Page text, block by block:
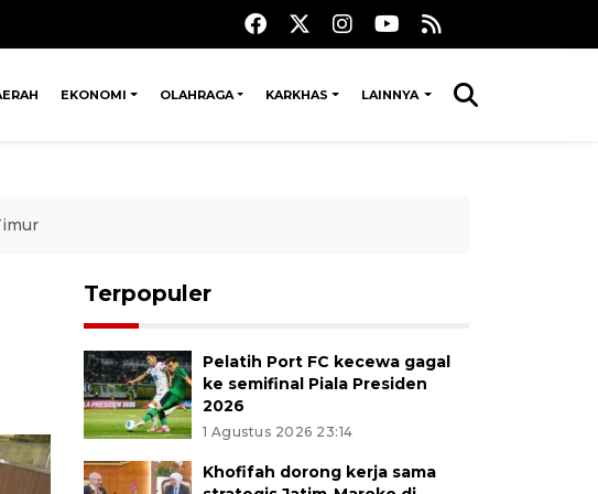
EKONOMI OLAHRAGA KARKHAS LAINNYA
Terpopuler
Pelatih Port FC kecewa gagal
ke semifinal Piala Presiden
2026
1 Agustus 2026 23:14
Khofifah dorong kerja sama